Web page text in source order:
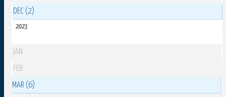
DEC (2)
2023
JAN
FEB
MAR (6)